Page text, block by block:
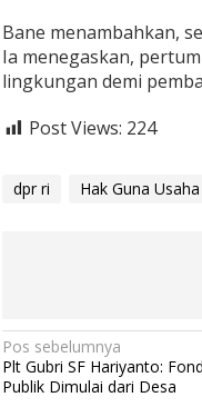
Bane menambahkan,
Ia menegaskan,
lingkungan demi
Post Views: 224
dpr ri Hak Guna Usaha
N
a
Pos sebelumnya
Plt Gubri SF Hariyanto:
Publik Dimulai dari Desa